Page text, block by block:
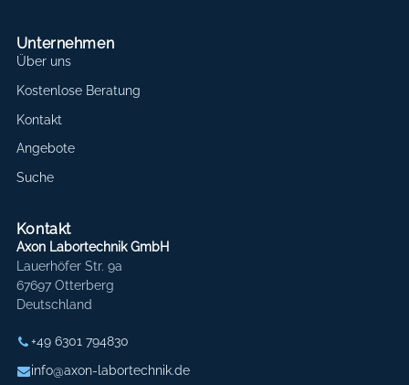
Unternehmen
Über uns
Kostenlose Beratung
Kontakt
Angebote
Suche
Kontakt
Axon Labortechnik GmbH
Lauerhöfer Str. 9a
67697 Otterberg
Deutschland
+49 6301 794830
info@axon-labortechnik.de